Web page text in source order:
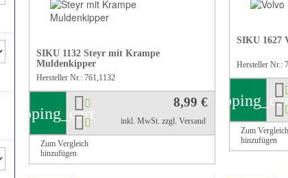
SIKU 1132 Steyr mit Krampe
Muldenkipper
Hersteller Nr.: 761,1132
8,99 €
inkl. MwSt. zzgl. Versand
shopping_cart
Zum Vergleich
hinzufügen
SIKU 1627
Hersteller Nr.:
Zum Vergleich
hinzufügen